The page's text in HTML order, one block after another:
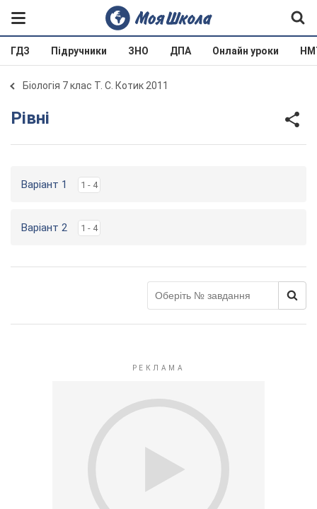
ГДЗ Підручники ЗНО ДПА Онлайн уроки
Біологія 7 клас Т. С. Котик 2011
Рівні
Варіант 1 1 - 4
Варіант 2 1 - 4